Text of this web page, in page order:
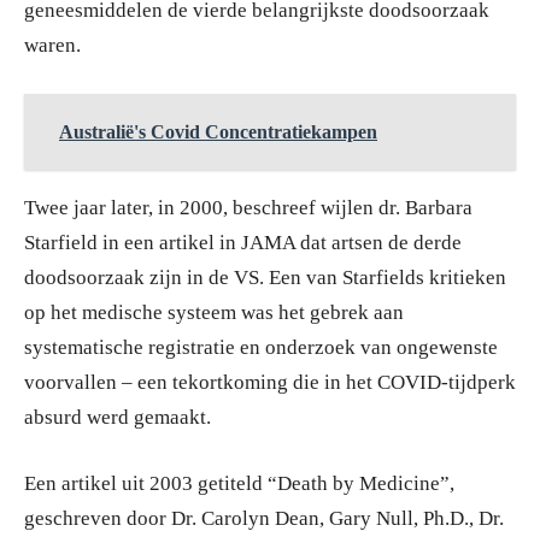
geneesmiddelen de vierde belangrijkste doodsoorzaak
waren.
Australië's Covid Concentratiekampen
Twee jaar later, in 2000, beschreef wijlen dr. Barbara
Starfield in een artikel in JAMA dat artsen de derde
doodsoorzaak zijn in de VS. Een van Starfields kritieken
op het medische systeem was het gebrek aan
systematische registratie en onderzoek van ongewenste
voorvallen – een tekortkoming die in het COVID-tijdperk
absurd werd gemaakt.
Een artikel uit 2003 getiteld “Death by Medicine”,
geschreven door Dr. Carolyn Dean, Gary Null, Ph.D., Dr.